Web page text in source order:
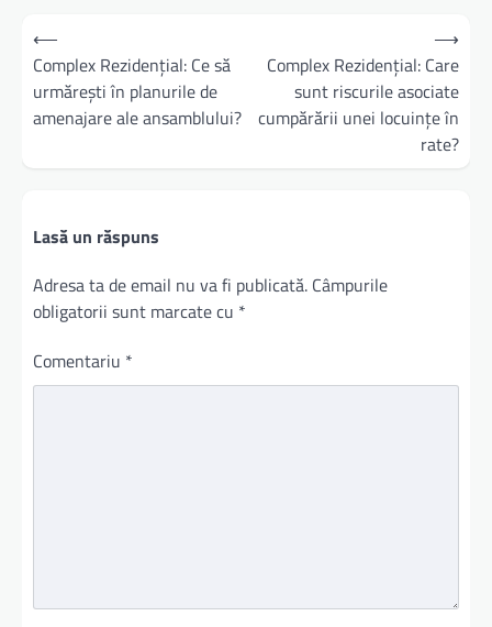
Navigare
în
articole
⟵
Complex Rezidențial: Ce să
urmărești în planurile de
amenajare ale ansamblului?
Complex Rezidențial: Care
sunt riscurile asociate
cumpărării unei locuințe în
rate?
⟶
Lasă un răspuns
Adresa ta de email nu va fi publicată. Câmpurile
obligatorii sunt marcate cu *
Comentariu *